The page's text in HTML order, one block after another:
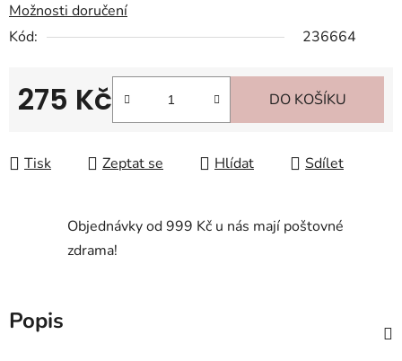
Možnosti doručení
Kód:
236664
275 Kč DO KOŠÍKU
Tisk Zeptat se Hlídat Sdílet
Objednávky od 999 Kč u nás mají poštovné
zdrama!
Popis